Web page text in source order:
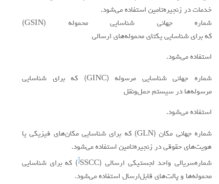
خدمات در زنجیره‌تامین استفاده مي‌شود.
شماره جهاني شناسايي محموله (GSIN)
كه براي شناسايي يكتاي محموله‌هاي ارسالي
استفاده مي‌شود.
شماره جهاني شناسايي مرسوله (GINC) كه براي شناسايي
مرسوله‌ها در سيستم حمل‌و‌نقل
استفاده مي‌شود.
شماره جهاني مكان (GLN) كه براي شناسايي مكان‌هاي فيزيكي يا
هويت‌هاي حقوقي در زنجیره‌تامین استفاده می‌شود.
شماره‌سریالی واحد لجستيكي ارسالي (SSCC
) كه براي شناسايي
محموله‌ها و پالت‌هاي قابل‌ارسال استفاده مي‌شود.